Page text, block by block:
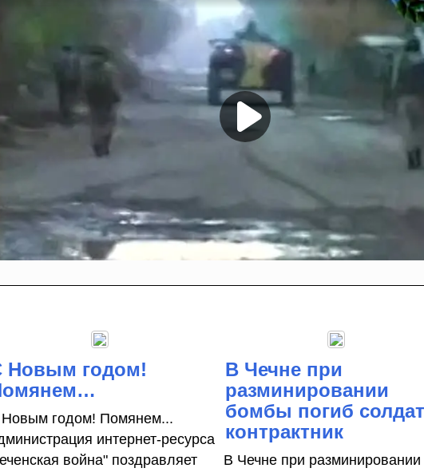
Новым годом!
годом! Помянем...
интернет-ресурса
война" поздравляет
В Чечне при
разминировании
бомбы погиб
контрактник
В Чечне при разминировании